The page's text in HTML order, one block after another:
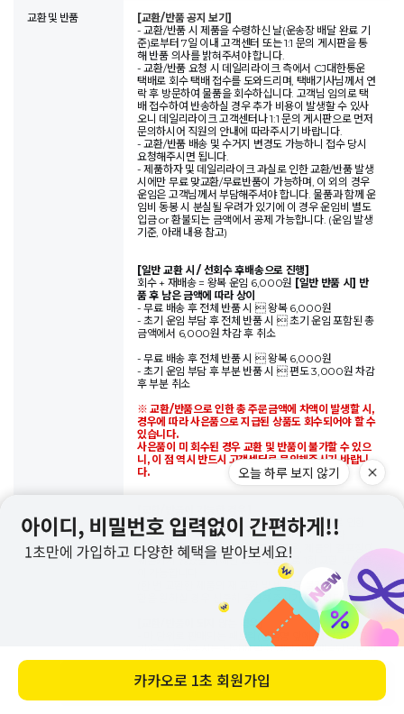
바로 구매하기
교환 및 반품
[교환/반품 공지 보기]
- 교환/반품 시 제품을 수령하신 날(운송장 배달 완료 기
준)로부터 7일 이내 고객센터 또는 1:1 문의 게시판을 통
해 반품 의사를 밝혀주셔야 합니다.
- 교환/반품 요청 시 데일리라이크 측에서 CJ대한통운
택배로 회수 택배 접수를 도와드리며, 택배기사님께서 연
락 후 방문하여 물품을 회수하십니다. 고객님 임의로 택
배 접수하여 반송하실 경우 추가 비용이 발생할 수 있사
오니 데일리라이크 고객센터나 1:1 문의 게시판으로 먼저
문의하시어 직원의 안내에 따라주시기 바랍니다.
- 교환/반품 배송 및 수거지 변경도 가능하니 접수 당시
요청해주시면 됩니다.
- 제품하자 및 데일리라이크 과실로 인한 교환/반품 발생
시에만 무료 맞교환/무료반품이 가능하며, 이 외의 경우
운임은 고객님께서 부담해주셔야 합니다. 물품과 함께 운
임비 동봉 시 분실될 우려가 있기에 이 경우 운임비 별도
입금 or 환불되는 금액에서 공제 가능합니다. (운임 발생
기준, 아래 내용 참고)
[일반 교환 시 / 선회수 후배송으로 진행]
회수 + 재배송 = 왕복 운임 6,000원 [일반 반품 시] 반
품 후 남은 금액에 따라 상이
- 무료 배송 후 전체 반품 시  왕복 6,000원
- 초기 운임 부담 후 전체 반품 시  초기 운임 포함된 총
금액에서 6,000원 차감 후 취소
- 무료 배송 후 전체 반품 시  왕복 6,000원
- 초기 운임 부담 후 부분 반품 시  편도 3,000원 차감
후 부분 취소
※ 교환/반품으로 인한 총 주문금액에 차액이 발생할 시,
경우에 따라 사은품으로 지급된 상품도 회수되어야 할 수
있습니다.
사은품이 미 회수된 경우 교환 및 반품이 불가할 수 있으
니, 이 점 역시 반드시 고객센터로 문의해주시기 바랍니
다.
- 상품하자 및 데일리라이크의 과실(오배송 등)로 인한
교환/반품 시 무료교환 및 무료반품이 가능합니다.
- 고객변심으로 인한 교환/반품의 경우, 제품의 겉포장이
훼손되지 않았을 시에만 고객 부담으로 1회 교환 및 반품
(한 번 교환한 제품의 재 교환 및 반품은 불가능하오니 교
환을 원하실 경우 신중히 결정해주시기 바랍니다.)
[교환/반품이 되지 않는 경우]
- 마 단위로 판매되는 패브릭(상품명 앞에 ■ 부호로 표
기)은 주문해주시는 단위에 맞춰 재단하여 배송되므로 어
떤 경우에도 교환/반품이 불가능하오니 신중한 구매 부탁
드립니다.
(■ cotton ribbon, ■ 웨빙테이프, ■ 웨빙끈 등, 동일
한 조건 적용)
오늘 하루 보지 않기
카카오로 1초 회원가입